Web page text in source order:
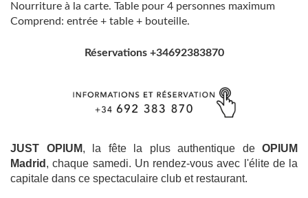
Nourriture à la carte. Table pour 4 personnes maximum
Comprend: entrée + table + bouteille.
Réservations +34692383870
JUST OPIUM, la fête la plus authentique de OPIUM
Madrid , chaque samedi. Un rendez-vous avec l'élite de la
capitale dans ce spectaculaire club et restaurant.